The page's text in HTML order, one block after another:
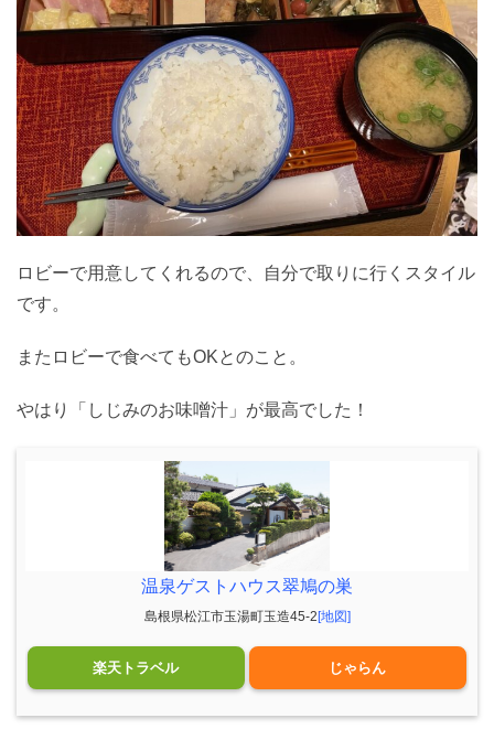
ロビーで用意してくれるので、自分で取りに行くスタイル
です。
またロビーで食べてもOKとのこと。
やはり「しじみのお味噌汁」が最高でした！
温泉ゲストハウス翠鳩の巣
島根県松江市玉湯町玉造45-2 [地図]
楽天トラベル じゃらん